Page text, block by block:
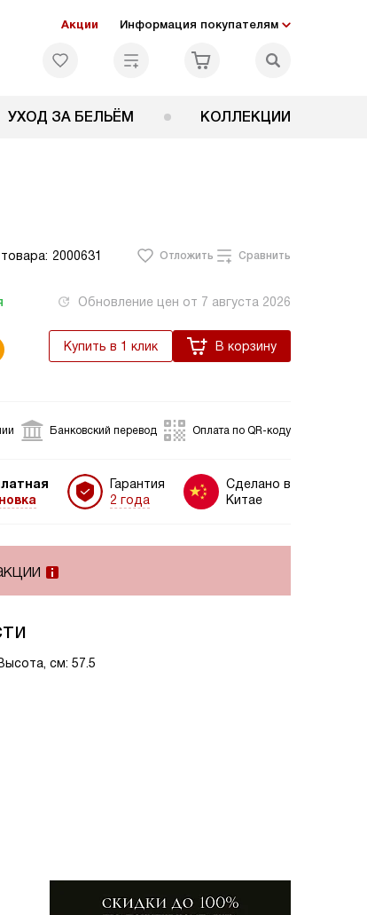
Акции Информация покупателям
УХОД ЗА БЕЛЬЁМ КОЛЛЕКЦИИ
2000631 Отложить Сравнить
Обновление цен от 7 августа 2026
Купить в 1 клик В корзину
Банковский перевод Оплата по QR-коду
Гарантия
2 года
Сделано в
Китае
см: 57.5